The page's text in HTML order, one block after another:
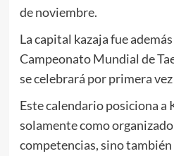
de noviembre.
La capital kazaja fue
Campeonato Mundial de
se celebrará por primera vez
Este calendario posiciona a
solamente como
competencias, sino